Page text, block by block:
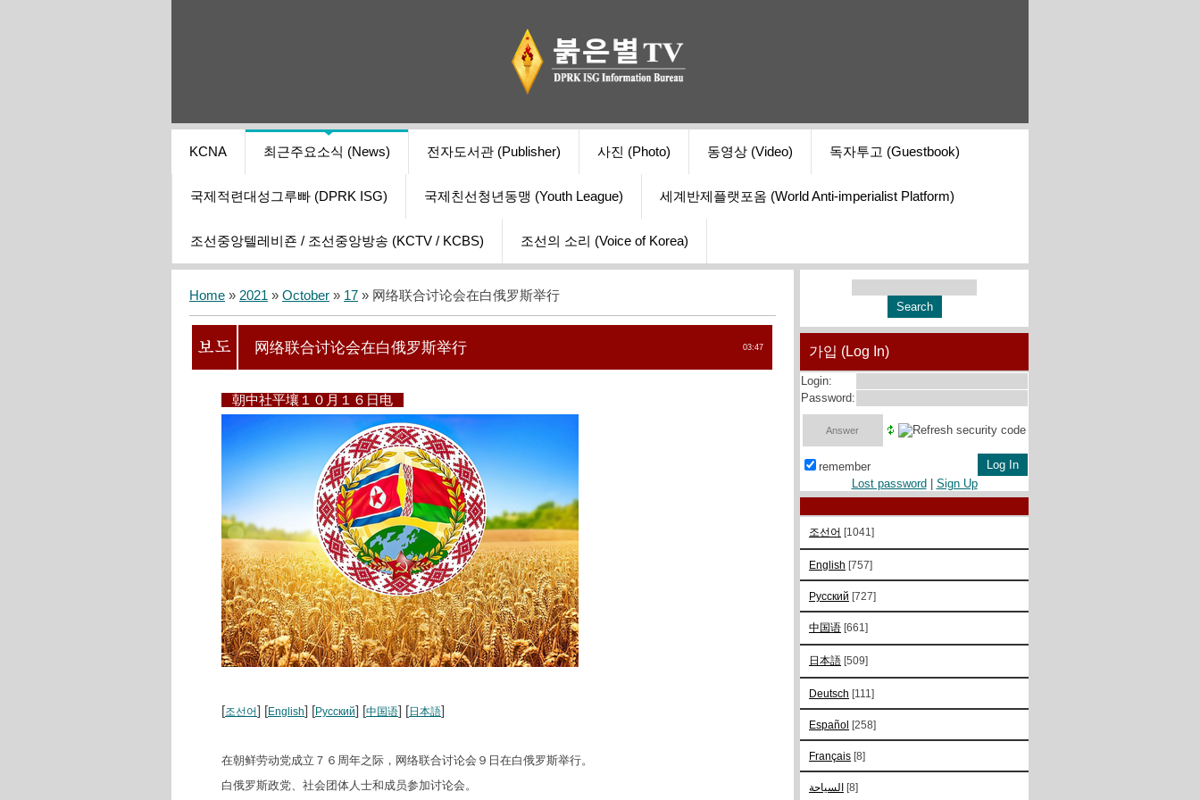
KCNA 최근주요소식 (News) 전자도서관 (Publisher) 사진 (Photo) 동영상 (Video) 독자투고 (Guestbook)
국제적련대성그루빠 (DPRK ISG) 국제친선청년동맹 (Youth League) 세계반제플랫포옴 (World Anti-imperialist Platform)
조선중앙텔레비죤 / 조선중앙방송 (KCTV / KCBS) 조선의 소리 (Voice of Korea)
Home » 2021 » October » 17 » 网络联合讨论会在白俄罗斯举行
03:47
网络联合讨论会在白俄罗斯举行
朝中社平壤１０月１６日电
[조선어] [English] [Русский] [中国语] [日本語]
在朝鲜劳动党成立７６周年之际，网络联合讨论会９日在白俄罗斯举行。
白俄罗斯政党、社会团体人士和成员参加讨论会。
가입 (Log In)
Login:
Password:
remember
Lost password
Sign Up
조선어 [1041]
English [757]
Русский [727]
中国语 [661]
日本語 [509]
Deutsch [111]
Español [258]
Français [8]
السياحة [8]